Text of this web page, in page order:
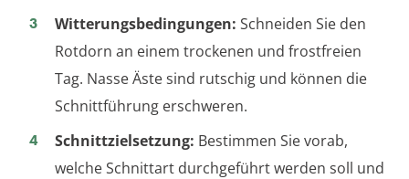
Witterungsbedingungen: Schneiden Sie den
Rotdorn an einem trockenen und frostfreien
Tag. Nasse Äste sind rutschig und können die
Schnittführung erschweren.
Schnittzielsetzung: Bestimmen Sie vorab,
welche Schnittart durchgeführt werden soll und